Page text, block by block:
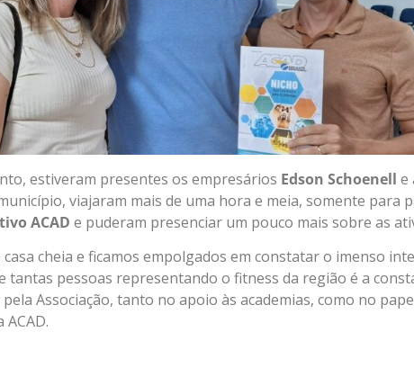
estiveram presentes os empresários Edson Schoenell e
viajaram mais de uma hora e meia, somente para
ACAD e puderam presenciar um pouco mais sobre as
casa cheia e ficamos empolgados em constatar o imenso
tantas pessoas representando o fitness da região é a
Associação, tanto no apoio às academias, como no